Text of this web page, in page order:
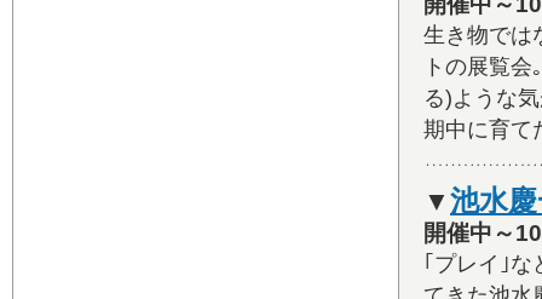
生き物では
トの展覧
る)ような
期中に育て
▼ 池水
開催中～
｢プレイ｣